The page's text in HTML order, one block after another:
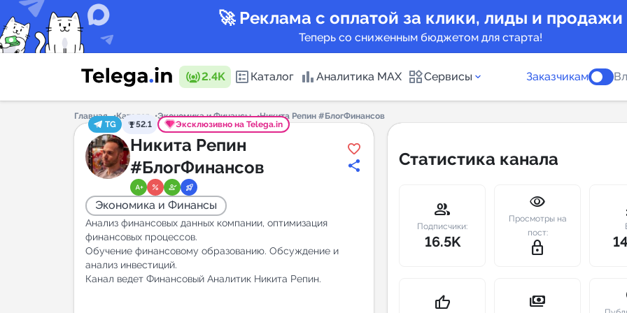
🚀 Реклама с оплатой за клики, лиды и продажи
Теперь со сниженным бюджетом для старта!
2.4K Каталог Аналитика MAX Сервисы
Каталог каналов
Индекс
Telegram
New
Заказчикам
Главная Каталог Экономика и Финансы
Никита Репин #БлогФинансов
TG
52.1 Эксклюзивно на Telega.in
Никита Репин
#БлогФинансов
Экономика и Финансы
Анализ финансовых данных компании, оптимизация
финансовых процессов.
Обучение финансовому образованию. Обсуждение и
анализ инвестиций.
Канал ведет Финансовый Аналитик Никита Репин.
Статистика канала
group
Подписчики:
16.5K
visibility
Просмотры на
пост:
lock_outline
thumb_up payments